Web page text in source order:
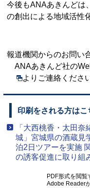
今後もANAあきんどは
の創出による地域活性
報道機関からのお問い
ANAあきんど社の
よりご連絡くださ
印刷をされる方は
「大西桃香・太田
城」宮城県の酒蔵見
泊2日ツアーを実施
の誘客促進に取り組
PDF形式を閲覧
Adobe Reader